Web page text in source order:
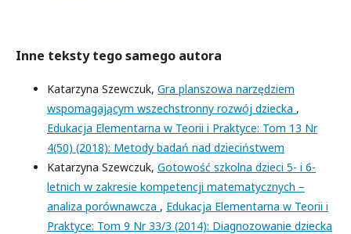
Inne teksty tego samego autora
Katarzyna Szewczuk, Gra planszowa narzędziem
wspomagającym wszechstronny rozwój dziecka ,
Edukacja Elementarna w Teorii i Praktyce: Tom 13 Nr
4(50) (2018): Metody badań nad dzieciństwem
Katarzyna Szewczuk, Gotowość szkolna dzieci 5- i 6-
letnich w zakresie kompetencji matematycznych –
analiza porównawcza , Edukacja Elementarna w Teorii i
Praktyce: Tom 9 Nr 33/3 (2014): Diagnozowanie dziecka